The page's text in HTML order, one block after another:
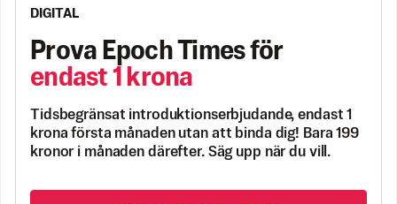
DIGITAL
Prova Epoch Times för
endast 1 krona
Tidsbegränsat introduktionserbjudande, endast 1
krona första månaden utan att binda dig! Bara 199
kronor i månaden därefter. Säg upp när du vill.